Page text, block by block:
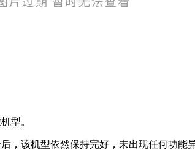
型。
，该机型依然保持完好，未出现任何功